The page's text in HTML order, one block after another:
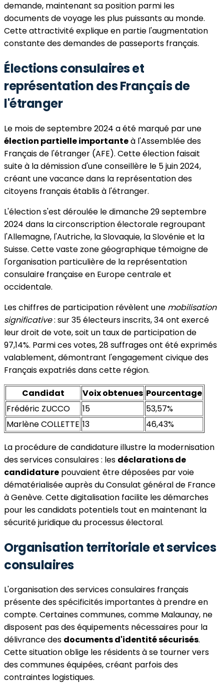
demande, maintenant sa position parmi les
documents de voyage les plus puissants au monde.
Cette attractivité explique en partie l'augmentation
constante des demandes de passeports français.
Élections consulaires et
représentation des Français de
l'étranger
Le mois de septembre 2024 a été marqué par une
élection partielle importanteà l'Assemblée des
Français de l'étranger (AFE). Cette élection faisait
suite à la démission d'une conseillère le 5 juin 2024,
créant une vacance dans la représentation des
citoyens français établis à l'étranger.
L'élection s'est déroulée le dimanche 29 septembre
2024 dans la circonscription électorale regroupant
l'Allemagne, l'Autriche, la Slovaquie, la Slovénie et la
Suisse. Cette vaste zone géographique témoigne de
l'organisation particulière de la représentation
consulaire française en Europe centrale et
occidentale.
Les chiffres de participation révèlent une mobilisation
significative: sur 35 électeurs inscrits, 34 ont exercé
leur droit de vote, soit un taux de participation de
97,14%. Parmi ces votes, 28 suffrages ont été exprimés
valablement, démontrant l'engagement civique des
Français expatriés dans cette région.
Candidat
Voix obtenues Pourcentage
Frédéric ZUCCO
15
53,57%
Marlène COLLETTE 13
46,43%
La procédure de candidature illustre la modernisation
des services consulaires : les déclarations de
candidature pouvaient être déposées par voie
dématérialisée auprès du Consulat général de France
à Genève. Cette digitalisation facilite les démarches
pour les candidats potentiels tout en maintenant la
sécurité juridique du processus électoral.
Organisation territoriale et services
consulaires
L'organisation des services consulaires français
présente des spécificités importantes à prendre en
compte. Certaines communes, comme Malaunay, ne
disposent pas des équipements nécessaires pour la
délivrance des documents d'identité sécurisés.
Cette situation oblige les résidents à se tourner vers
des communes équipées, créant parfois des
contraintes logistiques.